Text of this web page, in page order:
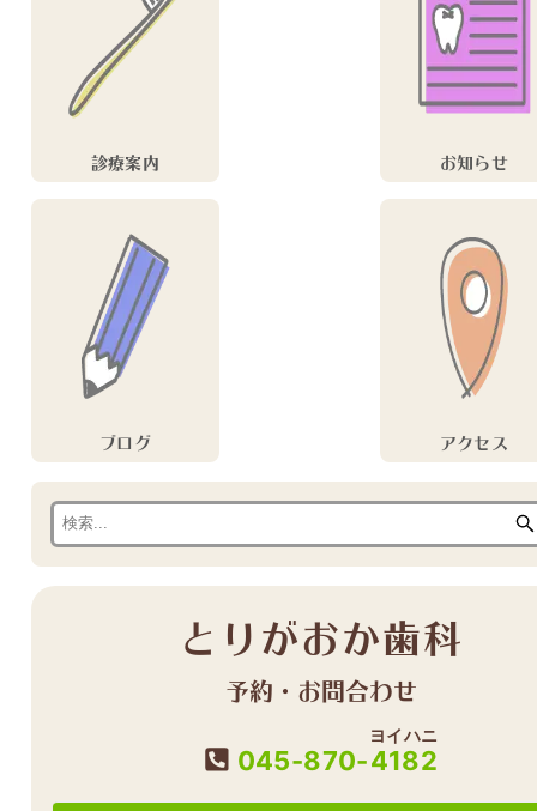
診療案内 お知らせ
ブログ アクセス
とりがおか歯科
予約・お問合わせ
045-870-4182
ヨイハニ